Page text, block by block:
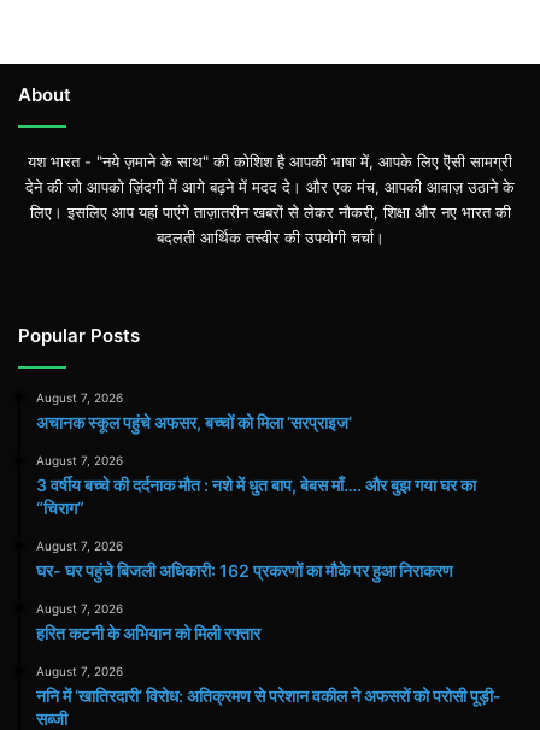
About
यश भारत - "नये ज़माने के साथ" की कोशिश है आपकी भाषा में, आपके लिए ऎसी सामग्री
देने की जो आपको ज़िंदगी में आगे बढ़ने में मदद दे। और एक मंच, आपकी आवाज़ उठाने के
लिए। इसलिए आप यहां पाएंगे ताज़ातरीन खबरों से लेकर नौकरी, शिक्षा और नए भारत की
बदलती आर्थिक तस्वीर की उपयोगी चर्चा।
Popular Posts
August 7, 2026
अचानक स्कूल पहुंचे अफसर, बच्चों को मिला ‘सरप्राइज’
August 7, 2026
3 वर्षीय बच्चे की दर्दनाक मौत : नशे में धुत बाप, बेबस माँ…. और बुझ गया घर का
“चिराग”
August 7, 2026
घर- घर पहुंचे बिजली अधिकारी: 162 प्रकरणों का मौके पर हुआ निराकरण
August 7, 2026
हरित कटनी के अभियान को मिली रफ्तार
August 7, 2026
ननि में ‘खातिरदारी’ विरोध: अतिक्रमण से परेशान वकील ने अफसरों को परोसी पूड़ी-
सब्जी